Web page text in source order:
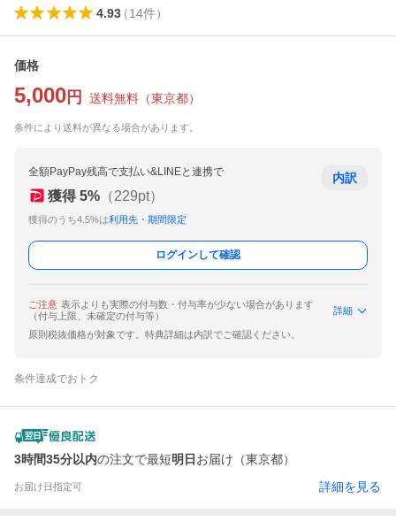
4.93（14件）
価格
5,000 円 送料無料 （東京都）
条件により送料が異なる場合があります。
全額PayPay残高で支払い&LINEと連携で
獲得 5% （229pt）
獲得のうち4.5%は利用先・期間限定
内訳
ログインして確認
ご注意 表示よりも実際の付与数・付与率が少ない場合があります
（付与上限、未確定の付与等）
詳細
原則税抜価格が対象です。特典詳細は内訳でご確認ください。
条件達成でおトク
3時間35分以内の注文で最短明日 お届け（東京都）
お届け日指定可 詳細を見る